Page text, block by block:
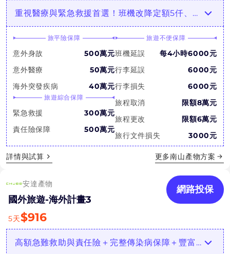
重視醫療與緊急救援首選！班機改降定額5仟、保費便宜CP值佳！
旅平險保障
意外身故
500萬元
意外醫療
50萬元
海外突發疾病
40萬元
旅遊綜合保障
緊急救援
300萬元
責任險保障
500萬元
旅遊不便保障
班機延誤
每4小時6000元
行李延誤
6000元
行李損失
6000元
旅程取消
限額8萬元
旅程更改
限額6萬元
旅行文件損失
3000元
詳情與試算 更多南山產物方案
安達產物
國外旅遊-海外計畫3
網路投保
5天$916
高額急難救助與責任險＋完整傳染病保障＋豐富個人財物/居家保障！